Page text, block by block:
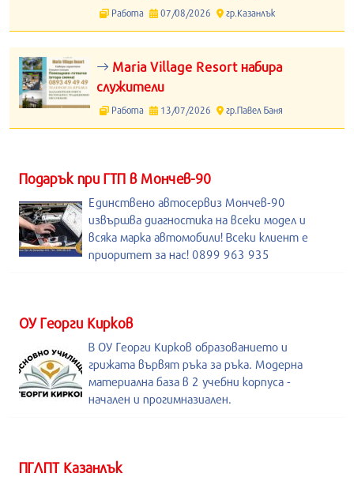
Работа 07/08/2026 гр.Казанлък
Maria Village Resort набира
служители
Работа 13/07/2026 гр.Павел Баня
Подарък при ГТП в Мончев-90
Единствено автосервиз Мончев-90
извършва диагностика на всеки модел и
всяка марка автомобили! Всеки клиент е
приоритет за нас! 0899 963 935
ОУ Георги Кирков
В ОУ Георги Кирков образованието и
грижата вървят ръка за ръка. Модерна
материална база в 2 учебни корпуса -
начален и прогимназиален.
ПГЛПТ Казанлък